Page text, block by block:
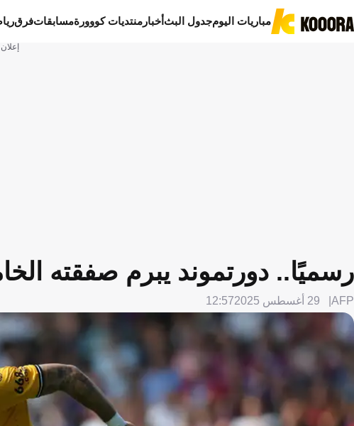
مباريات اليومجدول البثأخبار منتديات كووورةمسابقاتفرق
إعلان
رسميًا.. دورتموند يبرم صفقته
AFP 29 أغسطس 2025 12:57